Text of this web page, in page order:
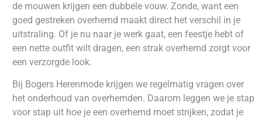
de mouwen krijgen een dubbele vouw. Zonde, want een
goed gestreken overhemd maakt direct het verschil in je
uitstraling. Of je nu naar je werk gaat, een feestje hebt of
een nette outfit wilt dragen, een strak overhemd zorgt voor
een verzorgde look.
Bij Bogers Herenmode krijgen we regelmatig vragen over
het onderhoud van overhemden. Daarom leggen we je stap
voor stap uit hoe je een overhemd moet strijken, zodat je